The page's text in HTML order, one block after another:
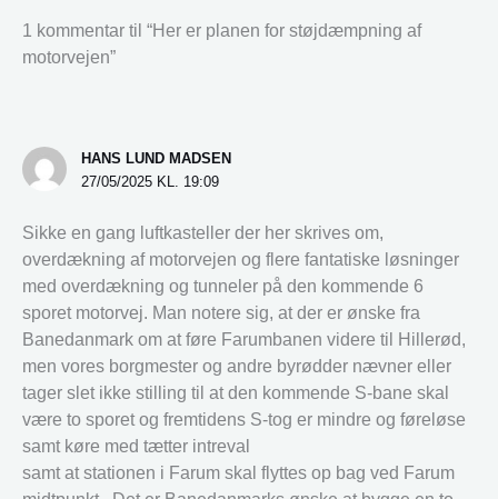
1 kommentar til “Her er planen for støjdæmpning af
motorvejen”
HANS LUND MADSEN
27/05/2025 KL. 19:09
Sikke en gang luftkasteller der her skrives om,
overdækning af motorvejen og flere fantatiske løsninger
med overdækning og tunneler på den kommende 6
sporet motorvej. Man notere sig, at der er ønske fra
Banedanmark om at føre Farumbanen videre til Hillerød,
men vores borgmester og andre byrødder nævner eller
tager slet ikke stilling til at den kommende S-bane skal
være to sporet og fremtidens S-tog er mindre og føreløse
samt køre med tætter intreval
samt at stationen i Farum skal flyttes op bag ved Farum